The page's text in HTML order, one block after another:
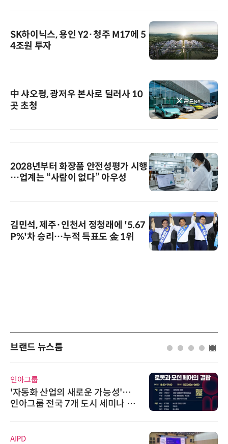
SK하이닉스, 용인 Y2·청주 M17에 5
4조원 투자
中 샤오펑, 광저우 본사로 딜러사 10
곳 초청
2028년부터 화장품 안전성평가 시행
…업계는 “사람이 없다” 아우성
김민석, 제주·인천서 정청래에 '5.67
P%'차 승리…누적 득표도 金 1위
브랜드 뉴스룸
인아그룹
'자동화 산업의 새로운 가능성'…
인아그룹 전국 7개 도시 세미나 페
AIPD